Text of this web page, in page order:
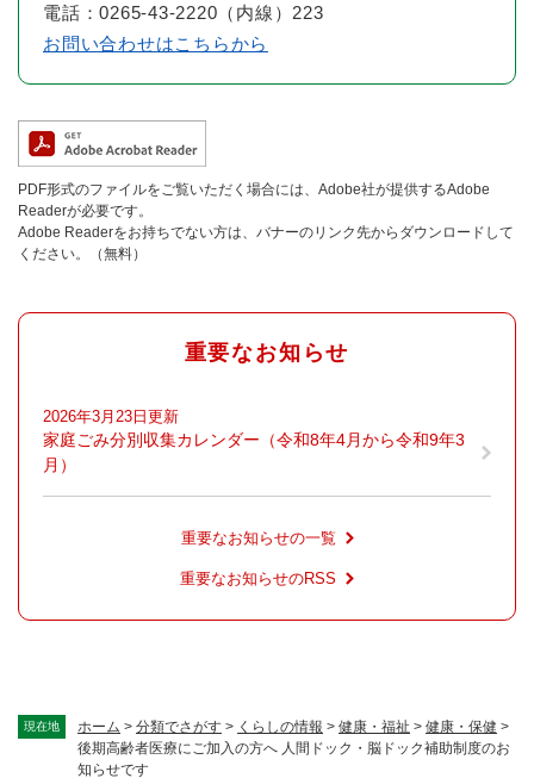
現在地 ホーム > 分類でさがす > くらしの情報 > 健康・福祉 > 健康・保健 >
後期高齢者医療にご加入の方へ 人間ドック・脳ドック補助制度のお
知らせです
電話：0265-43-2220（内線）223
お問い合わせはこちらから
PDF形式のファイルをご覧いただく場合には、Adobe社が提供するAdobe
Readerが必要です。
Adobe Readerをお持ちでない方は、バナーのリンク先からダウンロードして
ください。（無料）
重要なお知らせ
2026年3月23日更新
家庭ごみ分別収集カレンダー（令和8年4月から令和9年3
月）
重要なお知らせの一覧
重要なお知らせのRSS